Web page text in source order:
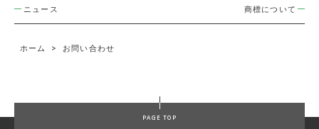
ニュース 商標について
ホーム > お問い合わせ
PAGE TOP